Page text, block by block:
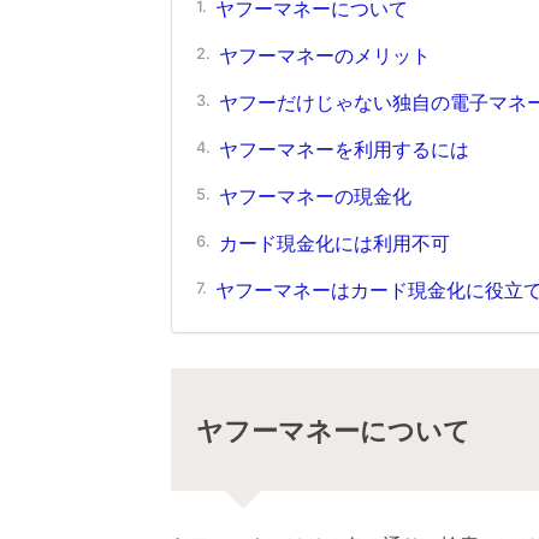
ヤフーマネーについて
ヤフーマネーのメリット
ヤフーだけじゃない独自の電子マネ
ヤフーマネーを利用するには
ヤフーマネーの現金化
カード現金化には利用不可
ヤフーマネーはカード現金化に役立
ヤフーマネーについて